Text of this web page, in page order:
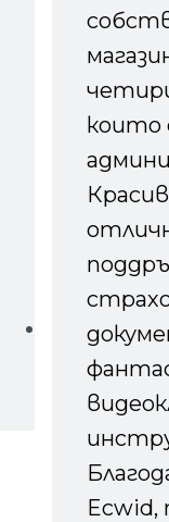
които
Ecwid,